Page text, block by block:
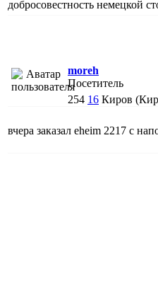
добросовестность немецкой
moreh
Посетитель
254 16 Киров
вчера заказал eheim 2217 с